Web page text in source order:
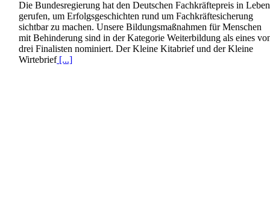
Die Bundesregierung hat den Deutschen Fachkräftepreis in Leben
gerufen, um Erfolgsgeschichten rund um Fachkräftesicherung
sichtbar zu machen. Unsere Bildungsmaßnahmen für Menschen
mit Behinderung sind in der Kategorie Weiterbildung als eines
drei Finalisten nominiert. Der Kleine Kitabrief und der Kleine
Wirtebrief[...]